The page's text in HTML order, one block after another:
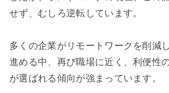
せず、むしろ逆転しています。
多くの企業がリモートワークを削減
進める中、再び職場に近く、利便性
が選ばれる傾向が強まっています。